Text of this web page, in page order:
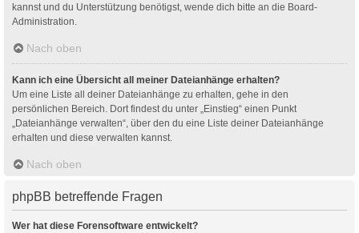
kannst und du Unterstützung benötigst, wende dich bitte an die Board-
Administration.
Nach oben
Kann ich eine Übersicht all meiner Dateianhänge erhalten?
Um eine Liste all deiner Dateianhänge zu erhalten, gehe in den
persönlichen Bereich. Dort findest du unter „Einstieg“ einen Punkt
„Dateianhänge verwalten“, über den du eine Liste deiner Dateianhänge
erhalten und diese verwalten kannst.
Nach oben
phpBB betreffende Fragen
Wer hat diese Forensoftware entwickelt?